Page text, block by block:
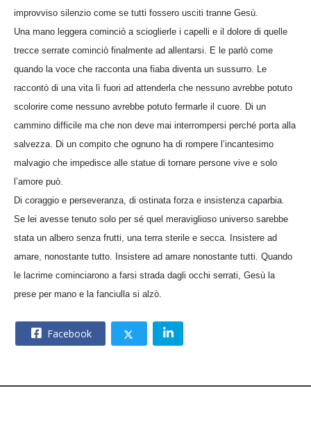
improvviso silenzio come se tutti fossero usciti tranne Gesù.
Una mano leggera cominciò a scioglierle i capelli e il dolore di quelle
trecce serrate cominciò finalmente ad allentarsi. E le parlò come
quando la voce che racconta una fiaba diventa un sussurro. Le
raccontò di una vita lì fuori ad attenderla che nessuno avrebbe potuto
scolorire come nessuno avrebbe potuto fermarle il cuore. Di un
cammino difficile ma che non deve mai interrompersi perché porta alla
salvezza. Di un compito che ognuno ha di rompere l’incantesimo
malvagio che impedisce alle statue di tornare persone vive e solo
l’amore può.
Di coraggio e perseveranza, di ostinata forza e insistenza caparbia.
Se lei avesse tenuto solo per sé quel meraviglioso universo sarebbe
stata un albero senza frutti, una terra sterile e secca. Insistere ad
amare, nonostante tutto. Insistere ad amare nonostante tutti. Quando
le lacrime cominciarono a farsi strada dagli occhi serrati, Gesù la
prese per mano e la fanciulla si alzò.
Facebook